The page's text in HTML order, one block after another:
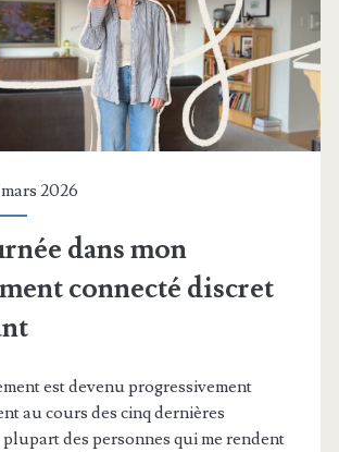
!
2026
dans mon
connecté discret
est devenu progressivement
au cours des cinq dernières
plupart des personnes qui me rendent